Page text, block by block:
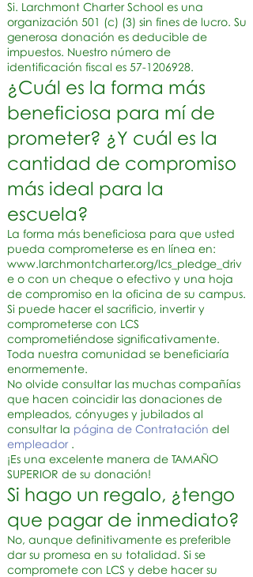
Si. Larchmont Charter School es una
organización 501 (c) (3) sin fines de lucro. Su
generosa donación es deducible de
impuestos. Nuestro número de
identificación fiscal es 57-1206928.
¿Cuál es la forma más
beneficiosa para mí de
prometer? ¿Y cuál es la
cantidad de compromiso
más ideal para la
escuela?
La forma más beneficiosa para que usted
pueda comprometerse es en línea en:
www.larchmontcharter.org/lcs_pledge_driv
e o con un cheque o efectivo y una hoja
de compromiso en la oficina de su campus.
Si puede hacer el sacrificio, invertir y
comprometerse con LCS
comprometiéndose significativamente.
Toda nuestra comunidad se beneficiaría
enormemente.
No olvide consultar las muchas compañías
que hacen coincidir las donaciones de
empleados, cónyuges y jubilados al
consultar la página de Contratación del
empleador .
¡Es una excelente manera de TAMAÑO
SUPERIOR de su donación!
Si hago un regalo, ¿tengo
que pagar de inmediato?
No, aunque definitivamente es preferible
dar su promesa en su totalidad. Si se
compromete con LCS y debe hacer su